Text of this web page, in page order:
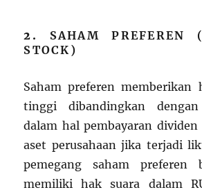
2. SAHAM PREFEREN
STOCK)
Saham preferen memberikan
tinggi dibandingkan
dalam hal pembayaran
aset perusahaan jika terjadi
pemegang saham preferen
memiliki hak suara dalam